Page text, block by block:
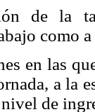
de la
como a
en las
a la
de